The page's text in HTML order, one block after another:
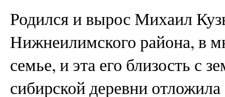
Родился и вырос Михаил
Нижнеилимского района, в
семье, и эта его близость с
сибирской деревни